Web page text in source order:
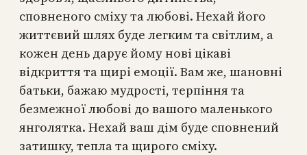
сповненого сміху та любові. Нехай його
життєвий шлях буде легким та світлим, а
кожен день дарує йому нові цікаві
відкриття та щирі емоції. Вам же, шановні
батьки, бажаю мудрості, терпіння та
безмежної любові до вашого маленького
янголятка. Нехай ваш дім буде сповнений
затишку, тепла та щирого сміху.